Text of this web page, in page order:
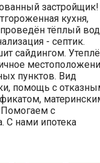
застройщик!
кухня,
проведён тёплый
- септик.
сайдингом.
пунктов. Вид
помощь с
Помогаем с
С нами ипотека